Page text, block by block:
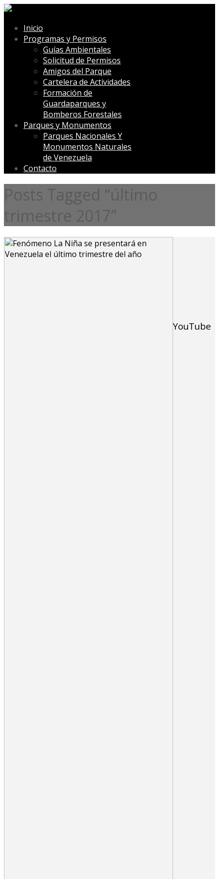
Inicio
Programas y Permisos
Guías Ambientales
Solicitud de Permisos
Amigos del Parque
Cartelera de Actividades
Formación de
Guardaparques y
Bomberos Forestales
Parques y Monumentos
Parques Nacionales Y
Monumentos Naturales
de Venezuela
Contacto
Posts Tagged “último
trimestre 2017”
YouTube